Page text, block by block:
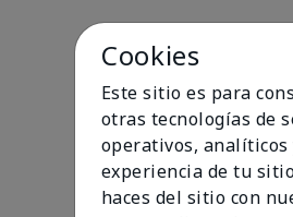
Cookies
Este sitio es para
otras tecnologías de
operativos, analíticos
experiencia de tu
haces del sitio con